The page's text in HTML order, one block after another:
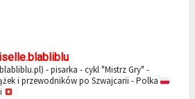
- pisarka - cykl "Mistrz Gry" -
i przewodników po Szwajcarii - Polka